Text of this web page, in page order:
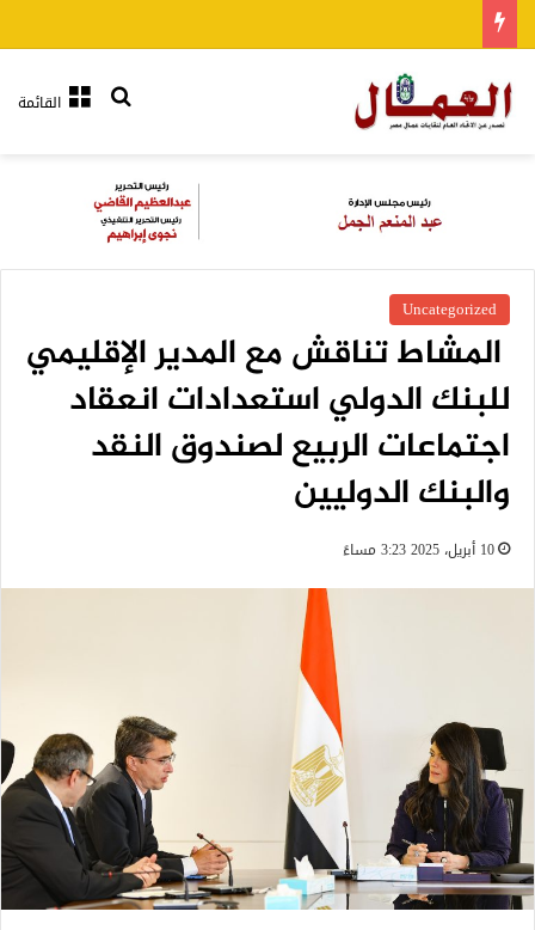
القائمةبحث عن
Uncategorized
المشاط تناقش مع المدير الإقليمي
للبنك الدولي استعدادات انعقاد
اجتماعات الربيع لصندوق النقد
والبنك الدوليين
10 أبريل، 2025 3:23 مساءً